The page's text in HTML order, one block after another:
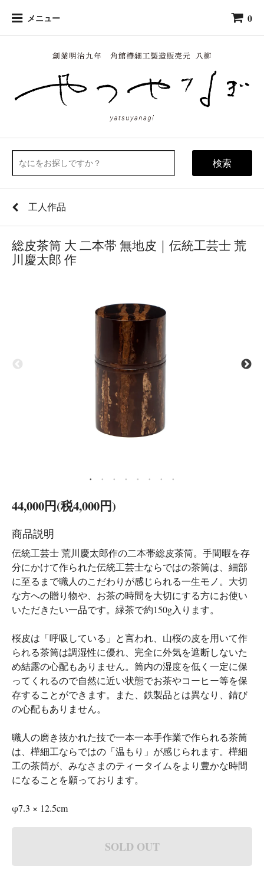
メニュー 0
検索
工人作品
総皮茶筒 大 二本帯 無地皮｜伝統工芸士 荒
川慶太郎 作
44,000円(税4,000円)
商品説明
伝統工芸士 荒川慶太郎作の二本帯総皮茶筒。手間暇を存
分にかけて作られた伝統工芸士ならではの茶筒は、細部
に至るまで職人のこだわりが感じられる一生モノ。大切
な方への贈り物や、お茶の時間を大切にする方にお使い
いただきたい一品です。緑茶で約150g入ります。
桜皮は「呼吸している」と言われ、山桜の皮を用いて作
られる茶筒は調湿性に優れ、完全に外気を遮断しないた
め結露の心配もありません。筒内の湿度を低く一定に保
ってくれるので自然に近い状態でお茶やコーヒー等を保
存することができます。また、鉄製品とは異なり、錆び
の心配もありません。
職人の磨き抜かれた技で一本一本手作業で作られる茶筒
は、樺細工ならではの「温もり」が感じられます。樺細
工の茶筒が、みなさまのティータイムをより豊かな時間
になることを願っております。
φ7.3 × 12.5cm
SOLD OUT